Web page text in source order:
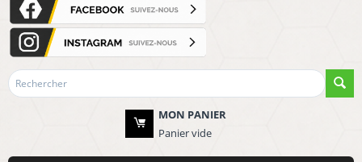
MON PANIER
Panier vide